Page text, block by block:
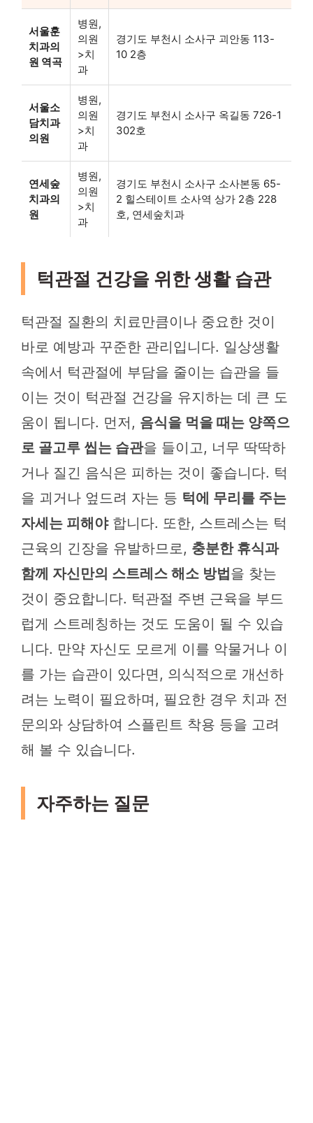
서울훈
치과의
원 역곡
병원,
의원
>치
과
경기도 부천시 소사구 괴안동 113-
10 2층
서울소
담치과
의원
병원,
의원
>치
과
경기도 부천시 소사구 옥길동 726-1
302호
연세숲
치과의
원
병원,
의원
>치
과
경기도 부천시 소사구 소사본동 65-
2 힐스테이트 소사역 상가 2층 228
호, 연세숲치과
턱관절 건강을 위한 생활 습관
턱관절 질환의 치료만큼이나 중요한 것이
바로 예방과 꾸준한 관리입니다. 일상생활
속에서 턱관절에 부담을 줄이는 습관을 들
이는 것이 턱관절 건강을 유지하는 데 큰 도
움이 됩니다. 먼저, 음식을 먹을 때는 양쪽으
로 골고루 씹는 습관을 들이고, 너무 딱딱하
거나 질긴 음식은 피하는 것이 좋습니다. 턱
을 괴거나 엎드려 자는 등 턱에 무리를 주는
자세는 피해야합니다. 또한, 스트레스는 턱
근육의 긴장을 유발하므로, 충분한 휴식과
함께 자신만의 스트레스 해소 방법을 찾는
것이 중요합니다. 턱관절 주변 근육을 부드
럽게 스트레칭하는 것도 도움이 될 수 있습
니다. 만약 자신도 모르게 이를 악물거나 이
를 가는 습관이 있다면, 의식적으로 개선하
려는 노력이 필요하며, 필요한 경우 치과 전
문의와 상담하여 스플린트 착용 등을 고려
해 볼 수 있습니다.
자주하는 질문